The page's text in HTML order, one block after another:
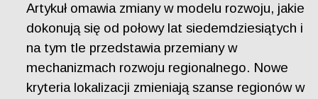
Artykuł omawia zmiany w modelu rozwoju, jakie
dokonują się od połowy lat siedemdziesiątych i
na tym tle przedstawia przemiany w
mechanizmach rozwoju regionalnego. Nowe
kryteria lokalizacji zmieniają szanse regionów w